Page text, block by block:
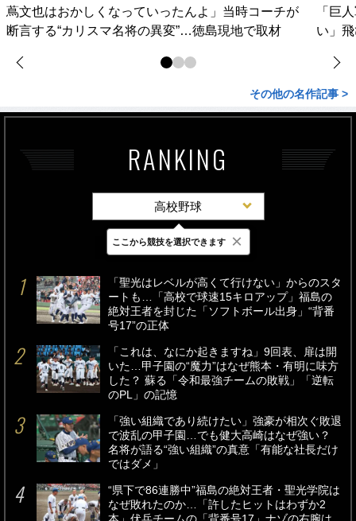
蔦文也はおかしくなっていったんよ」当時コーチが
断言する“カリスマ名将の異変”…徳島現地で取材
「巨
い」
その他の名作記事 >
RANKING
高校野球
最新 24時間 週間
「聖光はレベルが高くて行けない」からのスタ
ートも…「高校で球速15キロアップ」福島の
絶対王者を封じた「ソフトボール出身」“背番
号17”の正体
「これは、なにか起きますね」9回表、扉は開
いた…甲子園の“魔力”はなぜ熊本・有明に味方
した？ 蘇る「令和最強チームの敗戦」「逆転
のPL」の記憶
「強い組織であり続けたい」強豪が相次ぐ敗退
で波乱の甲子園…でも健大高崎はなぜ強い？
名将が語る“強い組織”の真意「有能な社長だけ
ではダメ」
“県下で86連勝中”福島の絶対王者・聖光学院は
なぜ敗れたのか…「許したヒットはわずか2
ここから競技を選択できます ×